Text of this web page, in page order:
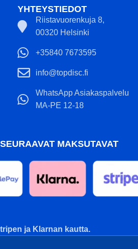
YHTEYSTIEDOT
Riistavuorenkuja 8,
00320 Helsinki
+35840 7673595
info@topdisc.fi
WhatsApp Asiakaspalvelu
MA-PE 12-18
MAKSUTAVAT
ja Klarnan kautta.